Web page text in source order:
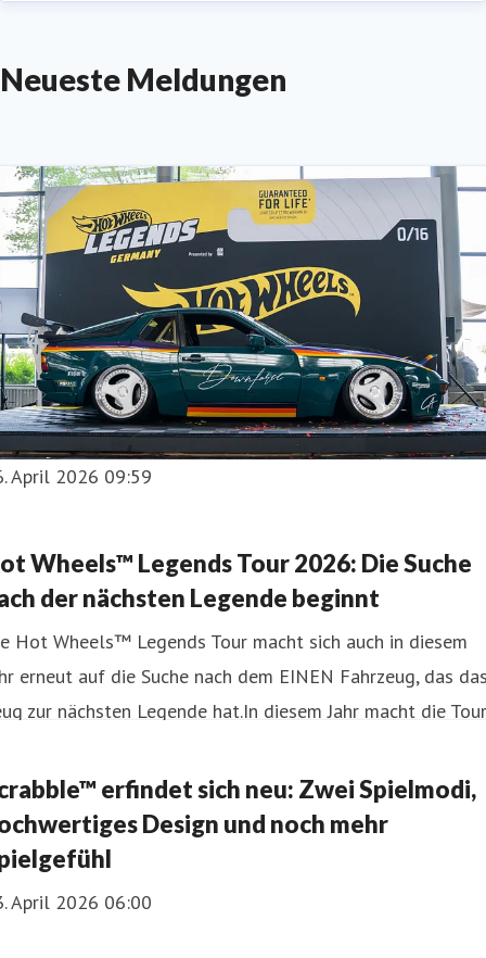
Neueste Meldungen
April 2026 09:59
Wheels™ Legends Tour 2026: Die Suche
der nächsten Legende beginnt
Hot Wheels™ Legends Tour macht sich auch in diesem
erneut auf die Suche nach dem EINEN Fahrzeug, das
zur nächsten Legende hat.In diesem Jahr macht die Tour
(Düsseldorf, 25. - 26. April) Nordic Motor Show
9. - 10. Mai) Rock am Ring (Nürburgring, 4. - 7.
MYLE Festival (München, 13. - 14. Jun
erfindet sich neu: Zwei Spielmodi,
Design und noch mehr
April 2026 06:00